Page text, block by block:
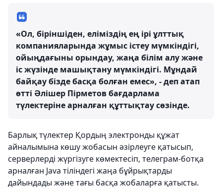
«Ол, біріншіден, еліміздің ең ірі ұлттық
компанияларында жұмыс істеу мүмкіндігі,
ойыңдағыны орындау, жаңа білім алу және
іс жүзінде машықтану мүмкіндігі. Мұндай
байқау бізде басқа болған емес», - деп атап
өтті Әлішер Пірметов бағдарлама
түлектеріне арналған құттықтау сөзінде.
Барлық түлектер Қордың электронды құжат
айналымына көшу жобасын әзірлеуге қатысып,
серверлерді жүргізуге көмектесіп, телеграм-ботқа
арналған Java тіліндегі жаңа бұйрықтарды
дайындады және тағы басқа жобаларға қатысты.